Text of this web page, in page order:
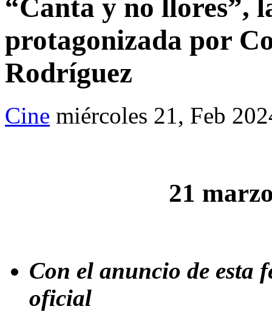
“Canta y no llores”,
protagonizada por
Rodríguez
Cine miércoles 21, Feb
21
Con el anuncio de esta
oficial